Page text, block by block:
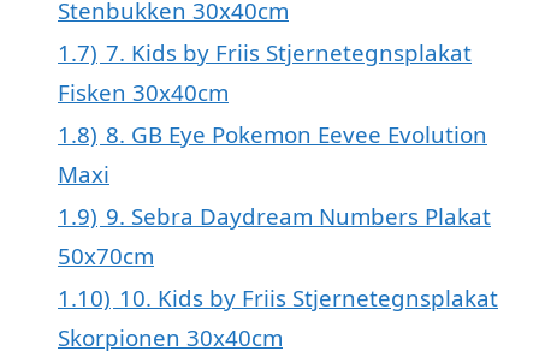
Stenbukken 30x40cm
1.7) 7. Kids by Friis Stjernetegnsplakat
Fisken 30x40cm
1.8) 8. GB Eye Pokemon Eevee Evolution
Maxi
1.9) 9. Sebra Daydream Numbers Plakat
50x70cm
1.10) 10. Kids by Friis Stjernetegnsplakat
Skorpionen 30x40cm